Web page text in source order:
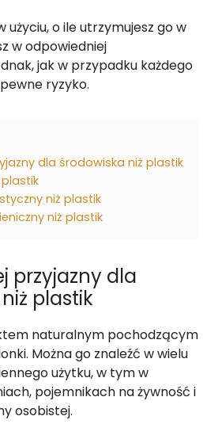
użyciu, o ile utrzymujesz go w
w odpowiedniej
jak w przypadku każdego
ryzyko.
dla środowiska niż plastik
niż plastik
niż plastik
przyjazny dla
plastik
naturalnym pochodzącym
Można go znaleźć w wielu
użytku, w tym w
pojemnikach na żywność i
osobistej.